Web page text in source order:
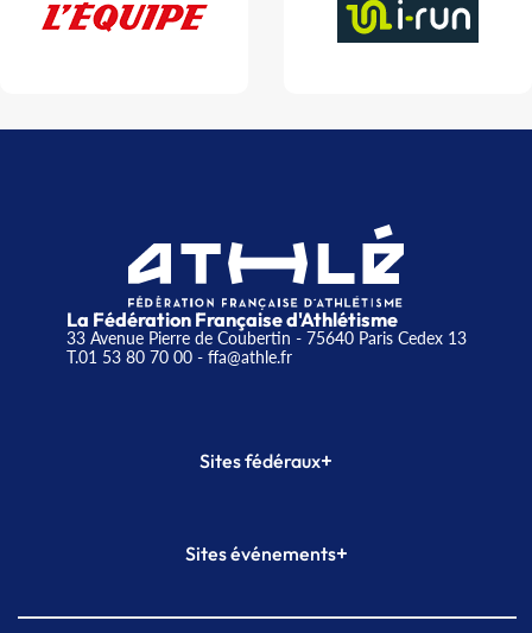
La Fédération Française d'Athlétisme
33 Avenue Pierre de Coubertin - 75640 Paris Cedex 13
T.01 53 80 70 00- ffa@athle.fr
Sites fédéraux+
Plateforme Formation
Sites événements+
Meeting de Paris indoor